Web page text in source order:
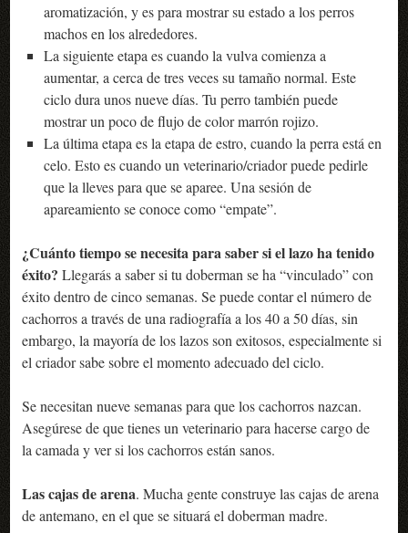
aromatización, y es para mostrar su estado a los perros
machos en los alrededores.
La siguiente etapa es cuando la vulva comienza a
aumentar, a cerca de tres veces su tamaño normal. Este
ciclo dura unos nueve días. Tu perro también puede
mostrar un poco de flujo de color marrón rojizo.
La última etapa es la etapa de estro, cuando la perra está en
celo. Esto es cuando un veterinario/criador puede pedirle
que la lleves para que se aparee. Una sesión de
apareamiento se conoce como “empate”.
¿Cuánto tiempo se necesita para saber si el lazo ha tenido
éxito? Llegarás a saber si tu doberman se ha “vinculado” con
éxito dentro de cinco semanas. Se puede contar el número de
cachorros a través de una radiografía a los 40 a 50 días, sin
embargo, la mayoría de los lazos son exitosos, especialmente si
el criador sabe sobre el momento adecuado del ciclo.
Se necesitan nueve semanas para que los cachorros nazcan.
Asegúrese de que tienes un veterinario para hacerse cargo de
la camada y ver si los cachorros están sanos.
Las cajas de arena. Mucha gente construye las cajas de arena
de antemano, en el que se situará el doberman madre.